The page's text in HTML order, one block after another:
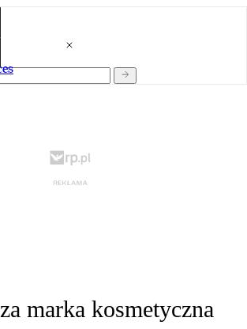
marka kosmetyczna